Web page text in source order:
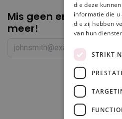
Mis geen enkele
meer!
die deze
informatie die
die zij hebben
van hun
STRIKT